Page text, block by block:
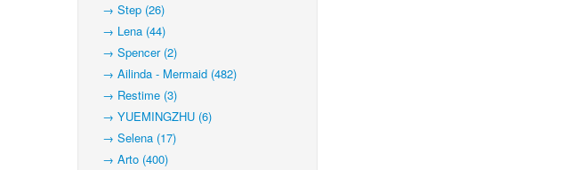
→ Step (26)
→ Lena (44)
→ Spencer (2)
→ Ailinda - Mermaid (482)
→ Restime (3)
→ YUEMINGZHU (6)
→ Selena (17)
→ Arto (400)